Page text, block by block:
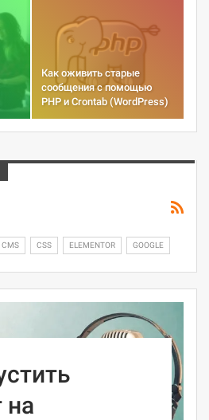
Как оживить старые
сообщения с помощью
PHP и Crontab (WordPress)
CMS CSS ELEMENTOR GOOGLE
на